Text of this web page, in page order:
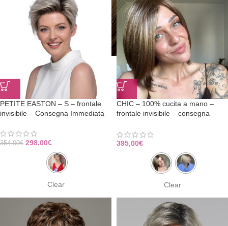
PETITE EASTON – S – frontale
invisibile – Consegna Immediata
354,00€ 298,00€
Clear
CHIC – 100% cucita a mano –
frontale invisibile – consegna
395,00€
Clear